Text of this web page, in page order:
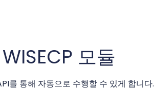
모듈
통해 자동으로 수행할 수 있게 합니다.